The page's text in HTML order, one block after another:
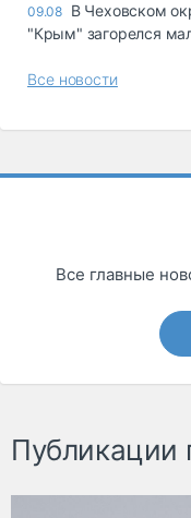
09.08 В Чеховском
"Крым" загорелся
Все новости
Все главные
Публикации